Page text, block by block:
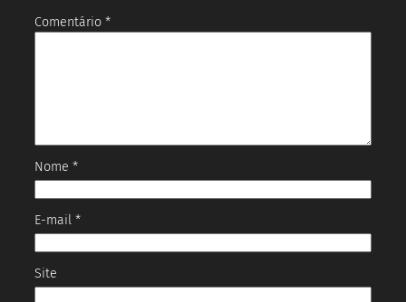
Comentário *
Nome *
E-mail *
Site